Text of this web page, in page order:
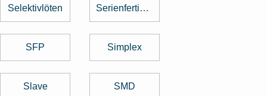
Selektivlöten Serienfertigung
SFP Simplex
Slave SMD